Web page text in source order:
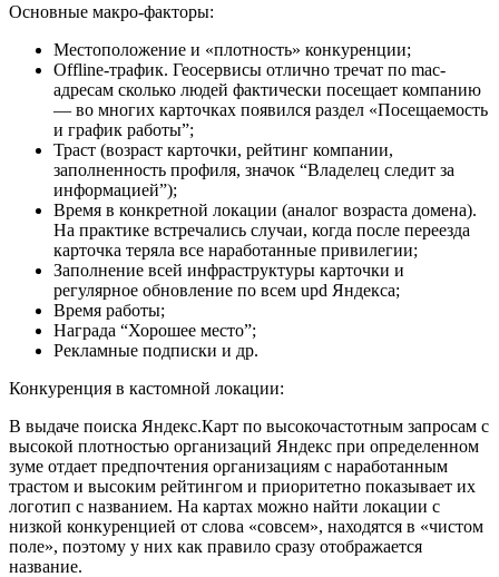
Основные макро-факторы:
Местоположение и «плотность» конкуренции;
Offline-трафик. Геосервисы отлично тречат по mac-
адресам сколько людей фактически посещает компанию
— во многих карточках появился раздел «Посещаемость
и график работы”;
Траст (возраст карточки, рейтинг компании,
заполненность профиля, значок “Владелец следит за
информацией”);
Время в конкретной локации (аналог возраста домена).
На практике встречались случаи, когда после переезда
карточка теряла все наработанные привилегии;
Заполнение всей инфраструктуры карточки и
регулярное обновление по всем upd Яндекса;
Время работы;
Награда “Хорошее место”;
Рекламные подписки и др.
Конкуренция в кастомной локации:
В выдаче поиска Яндекс.Карт по высокочастотным запросам с
высокой плотностью организаций Яндекс при определенном
зуме отдает предпочтения организациям с наработанным
трастом и высоким рейтингом и приоритетно показывает их
логотип с названием. На картах можно найти локации с
низкой конкуренцией от слова «совсем», находятся в «чистом
поле», поэтому у них как правило сразу отображается
название.